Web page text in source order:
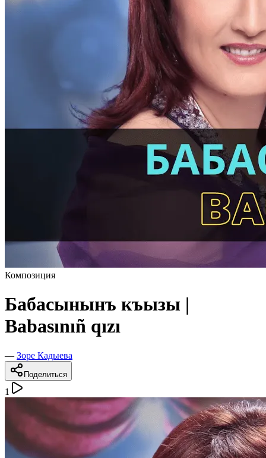
Композиция
Бабасынынъ къызы |
Babasınıñ qızı
— Зоре Кадыева
Поделиться
1